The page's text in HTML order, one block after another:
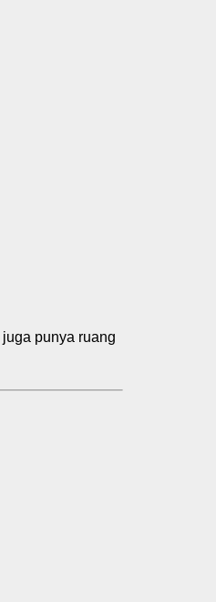
punya ruang